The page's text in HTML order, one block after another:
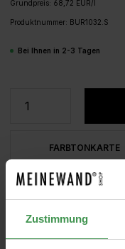
Zustimmung
Grundpreis: 68,72 EUR/l
Produktnummer: BUR1032.S
Bei Ihnen in 2-3 Tagen
Produkt
FARBTONKARTE